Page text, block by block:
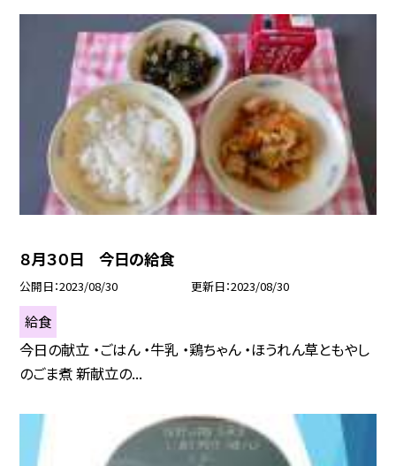
８月３０日 今日の給食
公開日 2023/08/30 更新日 2023/08/30
給食
今日の献立 ・ごはん ・牛乳 ・鶏ちゃん ・ほうれん草ともやし
のごま煮 新献立の...